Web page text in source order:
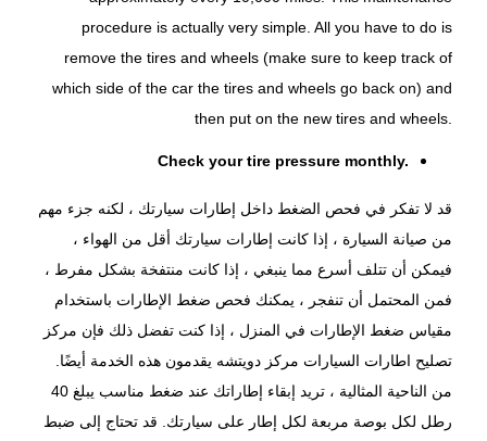
procedure is actually very simple. All you have to do is
remove the tires and wheels (make sure to keep track of
which side of the car the tires and wheels go back on) and
then put on the new tires and wheels.
Check your tire pressure monthly.
قد لا تفكر في فحص الضغط داخل إطارات سيارتك ، لكنه جزء مهم
من صيانة السيارة ، إذا كانت إطارات سيارتك أقل من الهواء ،
فيمكن أن تتلف أسرع مما ينبغي ، إذا كانت منتفخة بشكل مفرط ،
فمن المحتمل أن تنفجر ، يمكنك فحص ضغط الإطارات باستخدام
مقياس ضغط الإطارات في المنزل ، إذا كنت تفضل ذلك فإن مركز
تصليح اطارات السيارات مركز دويتشه يقدمون هذه الخدمة أيضًا.
من الناحية المثالية ، تريد إبقاء إطاراتك عند ضغط مناسب يبلغ 40
رطل لكل بوصة مربعة لكل إطار على سيارتك. قد تحتاج إلى ضبط